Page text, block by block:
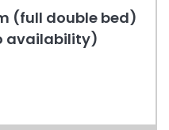
(full double bed)
availability)